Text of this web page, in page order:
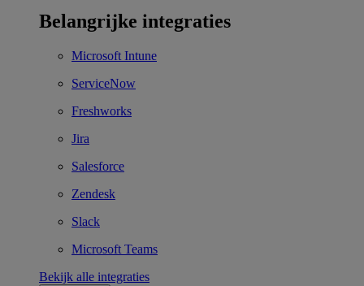
Belangrijke integraties
Microsoft Intune
ServiceNow
Freshworks
Jira
Salesforce
Zendesk
Slack
Microsoft Teams
Bekijk alle integraties